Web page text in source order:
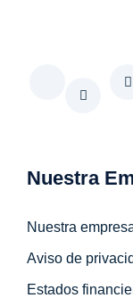
Nuestra
Nuestra
Aviso de
Estados